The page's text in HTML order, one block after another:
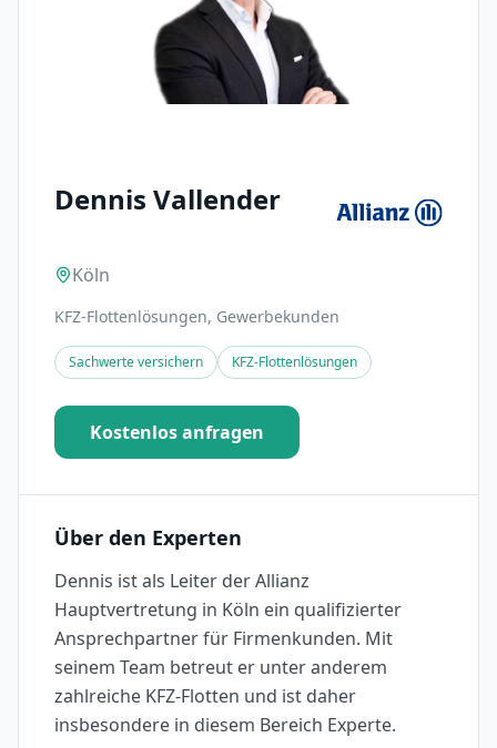
Dennis Vallender
Köln
KFZ-Flottenlösungen, Gewerbekunden
Sachwerte versichern KFZ-Flottenlösungen
Kostenlos anfragen
Über den Experten
Dennis ist als Leiter der Allianz
Hauptvertretung in Köln ein qualifizierter
Ansprechpartner für Firmenkunden. Mit
seinem Team betreut er unter anderem
zahlreiche KFZ-Flotten und ist daher
insbesondere in diesem Bereich Experte.